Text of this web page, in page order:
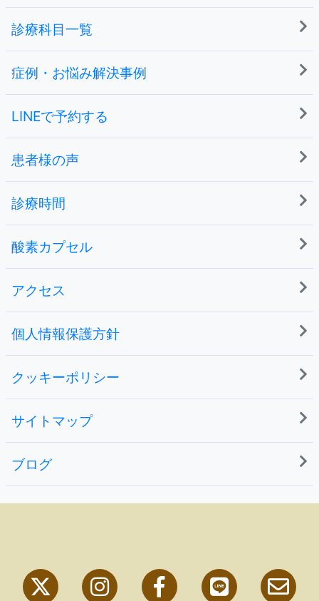
診療科目一覧
症例・お悩み解決事例
LINEで予約する
患者様の声
診療時間
酸素カプセル
アクセス
個人情報保護方針
クッキーポリシー
サイトマップ
ブログ